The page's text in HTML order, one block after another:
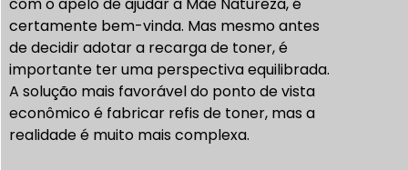
certamente bem-vinda. Mas mesmo antes
de decidir adotar a recarga de toner, é
importante ter uma perspectiva equilibrada.
A solução mais favorável do ponto de vista
econômico é fabricar refis de toner, mas a
realidade é muito mais complexa.